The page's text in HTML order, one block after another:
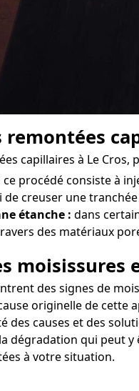
remontées
capillaires à Le
ce procédé consiste à
de creuser une
étanche : dans
des matériaux
moisissures
des signes de
originelle de
des causes et des
dégradation qui peut
à votre situation.